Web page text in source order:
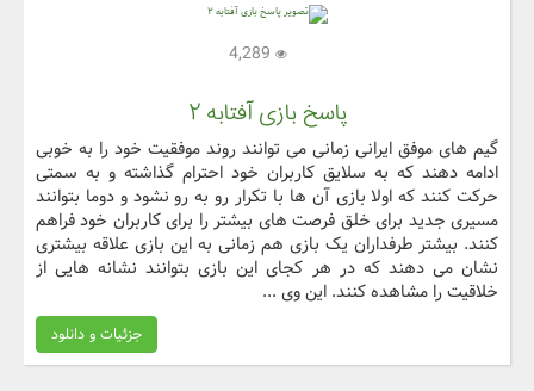
پاسخ بازی آفتابه ۲
گیم های موفق ایرانی زمانی می توانند روند موفقیت خود را به خوبی
ادامه دهند که به سلایق کاربران خود احترام گذاشته و به سمتی
حرکت کنند که اولا بازی آن ها با تکرار رو به رو نشود و دوما بتوانند
مسیری جدید برای خلق فرصت های بیشتر را برای کاربران خود فراهم
کنند. بیشتر طرفداران یک بازی هم زمانی به این بازی علاقه بیشتری
نشان می دهند که در هر کجای این بازی بتوانند نشانه هایی از
خلاقیت را مشاهده کنند. این وی ...
جزئیات و دانلود